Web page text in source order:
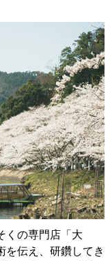
くの専門店「大
を伝え、研鑽してき